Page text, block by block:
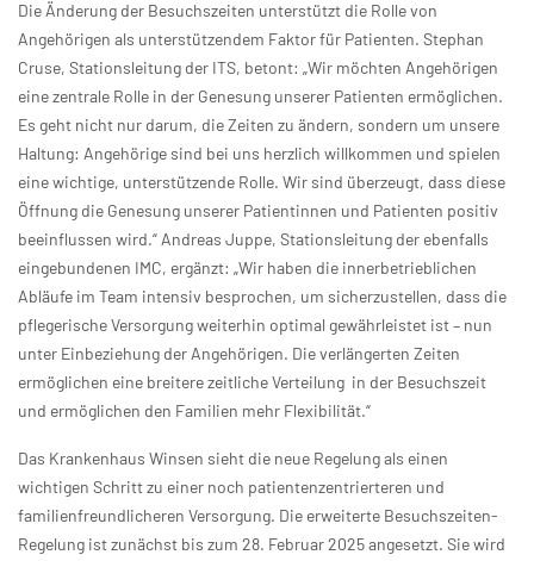
Die Änderung der Besuchszeiten unterstützt die Rolle von
Angehörigen als unterstützendem Faktor für Patienten. Stephan
Cruse, Stationsleitung der ITS, betont: „Wir möchten Angehörigen
eine zentrale Rolle in der Genesung unserer Patienten ermöglichen.
Es geht nicht nur darum, die Zeiten zu ändern, sondern um unsere
Haltung: Angehörige sind bei uns herzlich willkommen und spielen
eine wichtige, unterstützende Rolle. Wir sind überzeugt, dass diese
Öffnung die Genesung unserer Patientinnen und Patienten positiv
beeinflussen wird.“ Andreas Juppe, Stationsleitung der ebenfalls
eingebundenen IMC, ergänzt: „Wir haben die innerbetrieblichen
Abläufe im Team intensiv besprochen, um sicherzustellen, dass die
pflegerische Versorgung weiterhin optimal gewährleistet ist – nun
unter Einbeziehung der Angehörigen. Die verlängerten Zeiten
ermöglichen eine breitere zeitliche Verteilung in der Besuchszeit
und ermöglichen den Familien mehr Flexibilität.“
Das Krankenhaus Winsen sieht die neue Regelung als einen
wichtigen Schritt zu einer noch patientenzentrierteren und
familienfreundlicheren Versorgung. Die erweiterte Besuchszeiten-
Regelung ist zunächst bis zum 28. Februar 2025 angesetzt. Sie wird